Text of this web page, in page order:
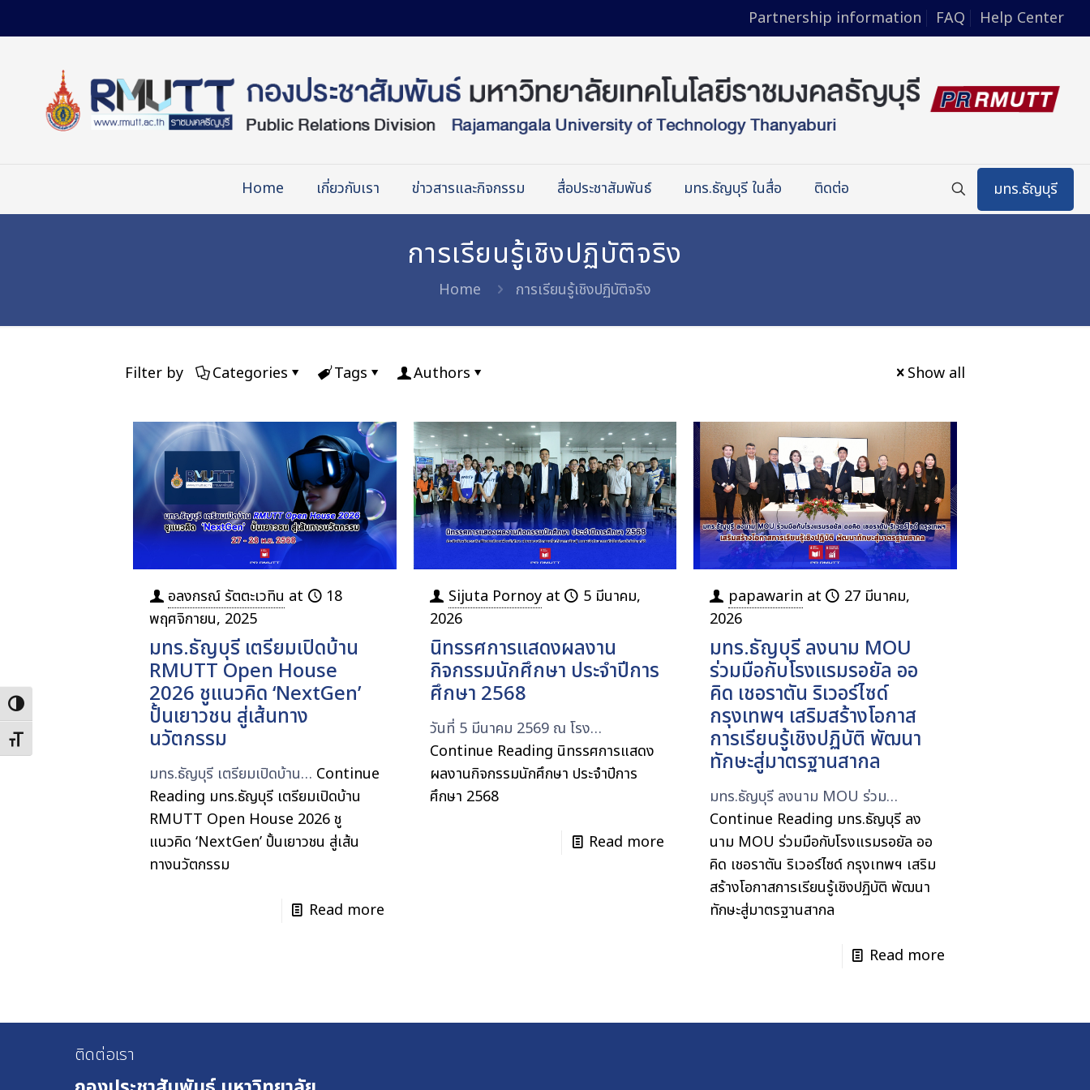
to
Toggle High Contrast
Toggle Font size
Partnership information FAQ Help Center
Home เกี่ยวกับเรา ข่าวสารและกิจกรรม สื่อประชาสัมพันธ์ มทร.ธัญบุรี ในสื่อ ติดต่อ มทร.ธัญบุรี
การเรียนรู้เชิงปฏิบัติจริง
Home การเรียนรู้เชิงปฏิบัติจริง
Filter by Categories Tags Authors Show all
อลงกรณ์ รัตตะเวทิน at
18
พฤศจิกายน, 2025
มทร.ธัญบุรี เตรียมเปิดบ้าน
RMUTT Open House
2026 ชูแนวคิด ‘NextGen’
ปั้นเยาวชน สู่เส้นทาง
นวัตกรรม
มทร.ธัญบุรี เตรียมเปิดบ้าน… Continue
Reading มทร.ธัญบุรี เตรียมเปิดบ้าน
RMUTT Open House 2026 ชู
แนวคิด ‘NextGen’ ปั้นเยาวชน สู่เส้น
ทางนวัตกรรม
Read more
Sijuta Pornoy at
5 มีนาคม,
2026
นิทรรศการแสดงผลงาน
กิจกรรมนักศึกษา ประจำปีการ
ศึกษา 2568
วันที่ 5 มีนาคม 2569 ณ โรง…
Continue Reading นิทรรศการแสดง
ผลงานกิจกรรมนักศึกษา ประจำปีการ
ศึกษา 2568
Read more
papawarin at
27 มีนาคม,
2026
มทร.ธัญบุรี ลงนาม MOU
ร่วมมือกับโรงแรมรอยัล ออ
คิด เชอราตัน ริเวอร์ไซด์
กรุงเทพฯ เสริมสร้างโอกาส
การเรียนรู้เชิงปฏิบัติ พัฒนา
ทักษะสู่มาตรฐานสากล
มทร.ธัญบุรี ลงนาม MOU ร่วม…
Continue Reading มทร.ธัญบุรี ลง
นาม MOU ร่วมมือกับโรงแรมรอยัล ออ
คิด เชอราตัน ริเวอร์ไซด์ กรุงเทพฯ เสริม
สร้างโอกาสการเรียนรู้เชิงปฏิบัติ พัฒนา
ทักษะสู่มาตรฐานสากล
Read more
ติดต่อเรา